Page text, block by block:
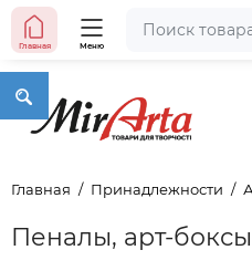
Главная Меню
Главная Принадлежности
Пеналы, арт-боксы